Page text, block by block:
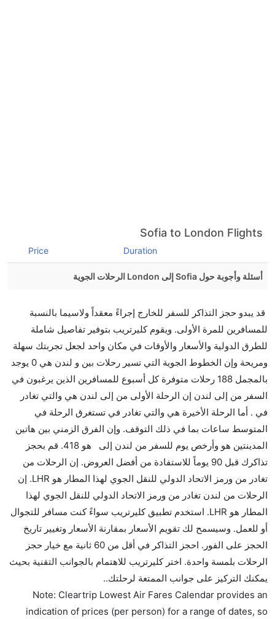
Sofia to London Flights
Duration
Price
أسئلة وأجوبة حول Sofia إلى London الرحلات الجوية
إلىلندن مما تستغرقه الخطوط الجوية الأخرى؟
نعم. توفر كل من أسرع رحلات الطيران على هذا الطريق،
هل توفر شركات الطيران مساحة إضافية للنوم؟
كثير من خطوط طيران درجة رجال الأعمال توفر مساحة
إضافية للنوم.
هل يمكنني حمل طعامي الخاص؟
نعم، يمكنك حمل طعامك الخاص، و لكن يجب أن يكون معبئا
بشكل جيد.
هل سيقدم لي الكحول على متن رحلة من إلى لندن؟
لا تقدم شركة الطيران الكحول على متن رحلة داخلية. يتم
تقديم الكحول على متن الرحلات الدولية فقط.
ما متوسط أسعار رحلة الدرجة الاقتصادية من إلى لندن؟
تتراوح أسعار رحلة الدرجة الاقتصادية من AED 418 إلى
AED 0. يوفرون تذاكر في هذا النطاق من الأسعار.
هل اختيار إنجاز إجراءات السفر عبر الإنترنت متاح في رحلة
إلى لندن؟
نعم، يتاح للمسافر خيار إنجاز إجراءات السفر في الرحلة من
قد يبدو حجز التذاكر للسفر للخارج إجراءً معقداً ولاسيما بالنسبة
للمسافرين للمرة الأولى. ويقوم كليرتريب بتوفير تفاصيل شاملة
للطرق الدولية والأسعار والأوقات في مكان واحد لجعل تجربتك سهلة
ومريحة وإن الخطوط الجوية التي تسير رحلات بين و لندن هي 0 يوجد
بالمجمل 188 رحلات متوفرة كل أسبوع للمسافرين الذين يرغبون في
السفر من إلى لندن إن الرحلة الأولى من إلى لندن هي والتي تغادر
في . أما الرحلة الأخيرة هي والتي تغادر في تستغرق الرحلة في
المتوسط ساعات بما في ذلك التوقف. وإن الفرق الزمني بين هاتين
المدينتين هو وأرخص يوم للسفر من لندن إلى هو 418. قم بحجز
تذاكرك قبل 90 يوماً للاستفادة من أفضل العروض. إن الرحلات من
تغادر من ورمز الاتحاد الدولي للنقل الجوي لهذا المطار هو LHR. إن
الرحلات من لندن تغادر من ورمز الاتحاد الدولي للنقل الجوي لهذا
المطار هو LHR. استخدم تطبيق كليرتريب سواءً كنت مسافر للتجوال
أو للعمل. وسيسمح لك تقويم الأسعار بمقارنة الأسعار وتغيير تاريخ
الحجز على الفور. احجز التذاكر في أقل من 60 ثانية مع خيار حجز
الرحلات بلمسة واحدة. اختر كليرتريب للاهتمام بالجوانب التقنية بحيث
يمكنك التركيز على جوانب الممتعة لرحلتك..
Note: Cleartrip Lowest Air Fares Calendar provides an
indication of prices (per person) for a range of dates, so